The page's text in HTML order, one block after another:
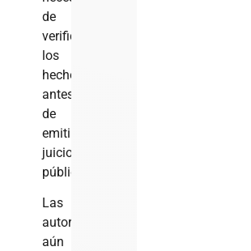
de
verificar
los
hechos
antes
de
emitir
juicios
públicos.
Las
autoridades
aún